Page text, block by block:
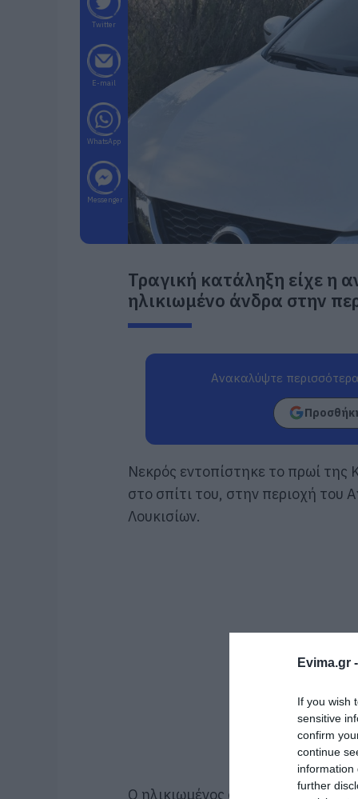
Evima.gr -
If you wish
sensitive
confirm
continue
information
further
Twitter
E-mail
WhatsApp
Messenger
Τραγική κατάληξη είχε η
ηλικιωμένο άνδρα στην
Ανακαλύψτε
Νεκρός εντοπίστηκε το πρωί της
στο σπίτι του, στην περιοχή του
Λουκισίων.
Ο ηλικιωμένος διέμενε μόνος